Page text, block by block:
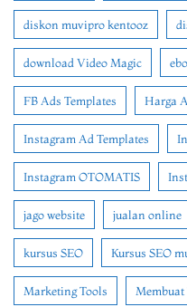
diskon muvipro kentooz
download Video Magic
FB Ads Templates Harga
Instagram Ad Templates
Instagram OTOMATIS
jago website jualan online
kursus SEO Kursus SEO
Marketing Tools